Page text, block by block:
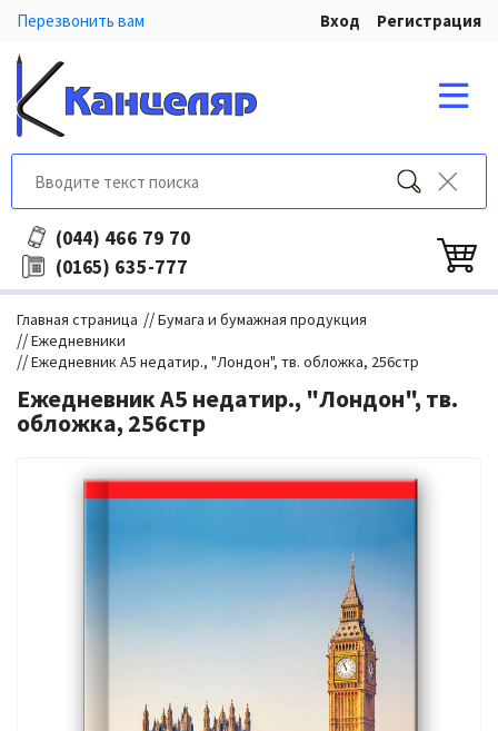
Перезвонить вам Вход Регистрация
(044) 466 79 70
(0165) 635-777
Главная страница //Бумага и бумажная продукция
//Ежедневники
//Ежедневник А5 недатир., "Лондон", тв. обложка, 256стр
Ежедневник А5 недатир., "Лондон", тв.
обложка, 256стр